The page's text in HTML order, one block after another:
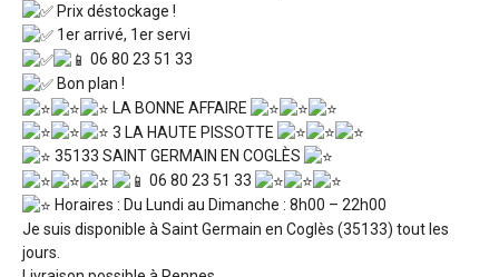
Prix déstockage !
1er arrivé, 1er servi
06 80 23 51 33
Bon plan !
LA BONNE AFFAIRE
3 LA HAUTE PISSOTTE
35133 SAINT GERMAIN EN COGLÈS
06 80 23 51 33
Horaires : Du Lundi au Dimanche : 8h00 – 22h00
Je suis disponible à Saint Germain en Coglès (35133) tout les
jours.